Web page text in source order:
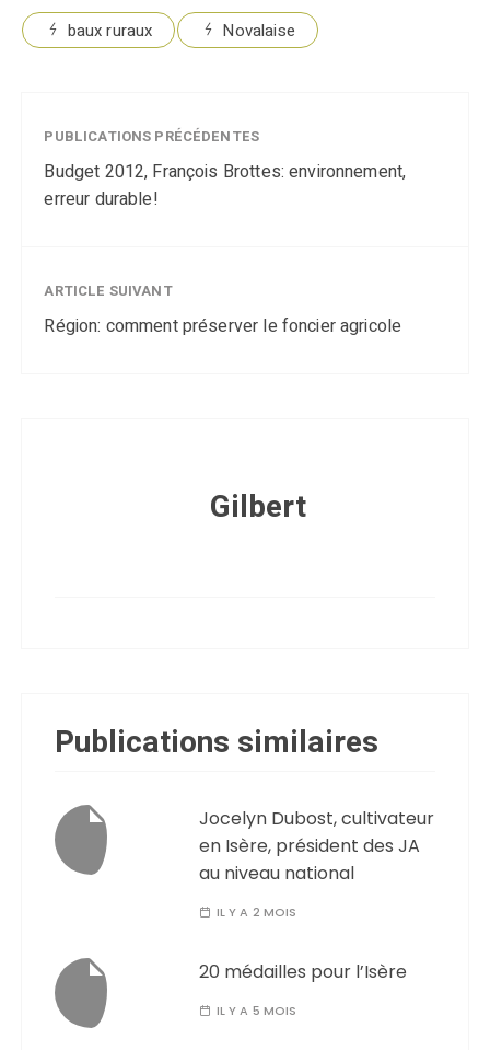
baux ruraux Novalaise
PUBLICATIONS PRÉCÉDENTES
Budget 2012, François Brottes: environnement,
erreur durable!
ARTICLE SUIVANT
Région: comment préserver le foncier agricole
Gilbert
Publications similaires
Jocelyn Dubost, cultivateur
en Isère, président des JA
au niveau national
IL Y A 2 MOIS
20 médailles pour l’Isère
IL Y A 5 MOIS